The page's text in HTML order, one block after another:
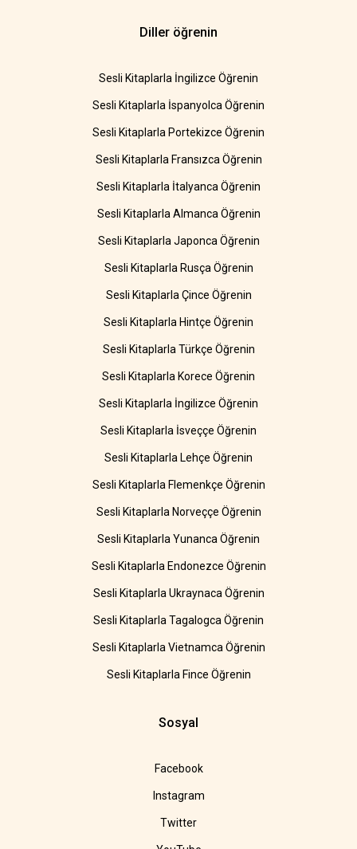
Diller öğrenin
Sesli Kitaplarla İngilizce Öğrenin
Sesli Kitaplarla İspanyolca Öğrenin
Sesli Kitaplarla Portekizce Öğrenin
Sesli Kitaplarla Fransızca Öğrenin
Sesli Kitaplarla İtalyanca Öğrenin
Sesli Kitaplarla Almanca Öğrenin
Sesli Kitaplarla Japonca Öğrenin
Sesli Kitaplarla Rusça Öğrenin
Sesli Kitaplarla Çince Öğrenin
Sesli Kitaplarla Hintçe Öğrenin
Sesli Kitaplarla Türkçe Öğrenin
Sesli Kitaplarla Korece Öğrenin
Sesli Kitaplarla İngilizce Öğrenin
Sesli Kitaplarla İsveççe Öğrenin
Sesli Kitaplarla Lehçe Öğrenin
Sesli Kitaplarla Flemenkçe Öğrenin
Sesli Kitaplarla Norveççe Öğrenin
Sesli Kitaplarla Yunanca Öğrenin
Sesli Kitaplarla Endonezce Öğrenin
Sesli Kitaplarla Ukraynaca Öğrenin
Sesli Kitaplarla Tagalogca Öğrenin
Sesli Kitaplarla Vietnamca Öğrenin
Sesli Kitaplarla Fince Öğrenin
Sosyal
Facebook
Instagram
Twitter